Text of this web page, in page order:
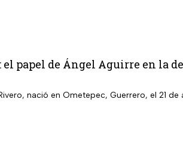
el papel de Ángel Aguirre en la
nació en Ometepec, Guerrero, el 21